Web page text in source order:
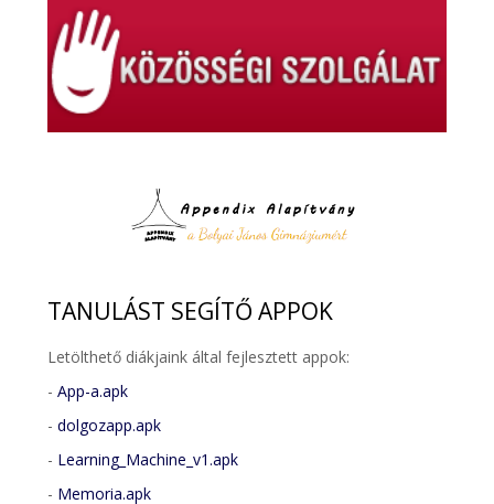
TANULÁST SEGÍTŐ APPOK
Letölthető diákjaink által fejlesztett appok:
-App-a.apk
-dolgozapp.apk
- Learning_Machine_v1.apk
- Memoria.apk